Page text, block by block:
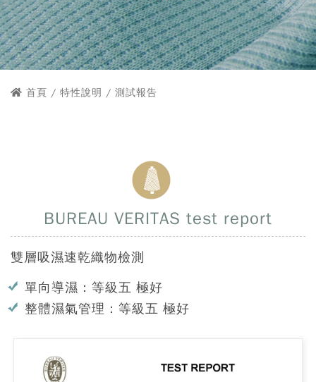
首頁 / 特性說明 / 測試報告
BUREAU VERITAS test report
雙層吸濕速乾織物檢測
單向導濕：等級五 極好
整體濕氣管理：等級五 極好